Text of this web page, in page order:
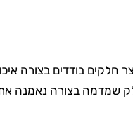
חלקים בודדים בצורה
חלק שמדמה בצורה נאמנה